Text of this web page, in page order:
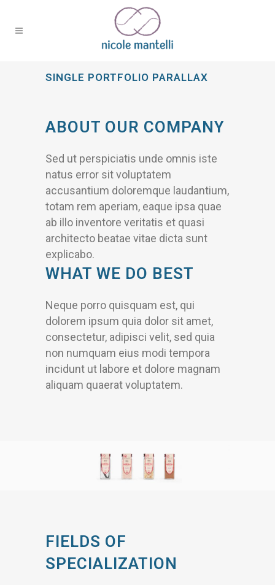
SINGLE PORTFOLIO PARALLAX
ABOUT OUR COMPANY
Sed ut perspiciatis unde omnis iste
natus error sit voluptatem
accusantium doloremque laudantium,
totam rem aperiam, eaque ipsa quae
ab illo inventore veritatis et quasi
architecto beatae vitae dicta sunt
explicabo.
WHAT WE DO BEST
Neque porro quisquam est, qui
dolorem ipsum quia dolor sit amet,
consectetur, adipisci velit, sed quia
non numquam eius modi tempora
incidunt ut labore et dolore magnam
aliquam quaerat voluptatem.
FIELDS OF
SPECIALIZATION